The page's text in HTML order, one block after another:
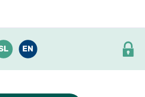
EN